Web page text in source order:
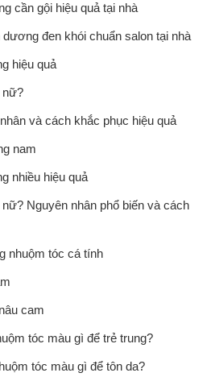
cần gội hiệu quả tại nhà
đen khói chuẩn salon tại nhà
hiệu quả
nữ?
và cách khắc phục hiệu quả
nam
nhiều hiệu quả
Nguyên nhân phổ biến và cách
nhuộm tóc cá tính
cam
tóc màu gì để trẻ trung?
tóc màu gì để tôn da?